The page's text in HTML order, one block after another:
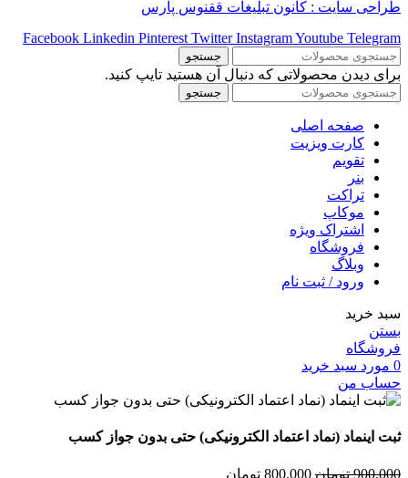
طراحی سایت : کانون تبلیغات ققنوس پارس
Facebook Linkedin Pinterest Twitter InstagramYoutube Telegram
جستجو
برای دیدن محصولاتی که دنبال آن هستید تایپ کنید.
جستجو
صفحه اصلی
کارت ویزیت
تقویم
بنر
تراکت
موکاپ
اشتراک ویژه
فروشگاه
وبلاگ
ورود / ثبت نام
سبد خرید
بستن
فروشگاه
0 مورد سبد خرید
حساب من
ثبت اینماد (نماد اعتماد الکترونیکی) حتی بدون جواز کسب
900,000 تومان قیمت
800,000 تومان